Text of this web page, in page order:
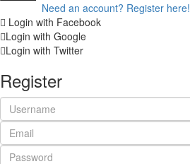
Need an account? Register here!
Login with Facebook
Login with Google
Login with Twitter
Register